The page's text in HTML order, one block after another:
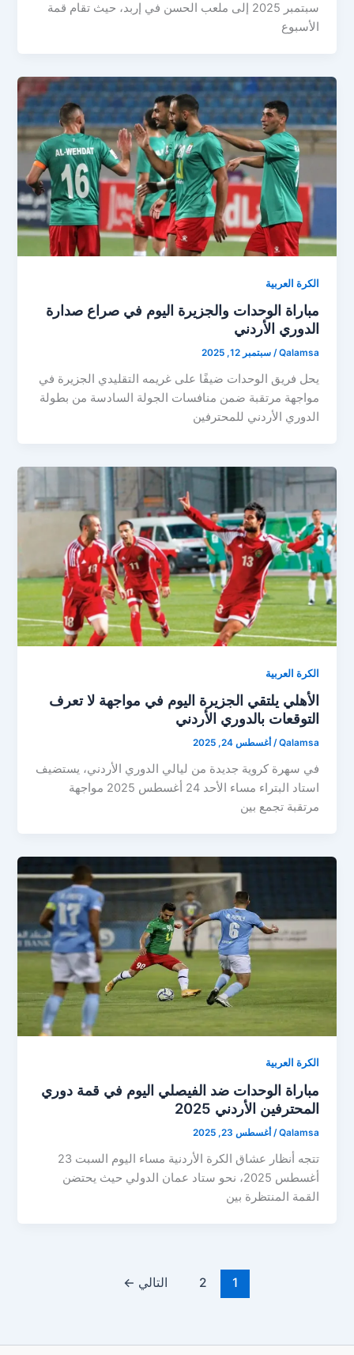
سبتمبر 2025 إلى ملعب الحسن في إربد، حيث تقام قمة
الأسبوع
الكرة العربية
مباراة الوحدات والجزيرة اليوم في صراع صدارة
الدوري الأردني
Qalamsa
/سبتمبر 12, 2025
يحل فريق الوحدات ضيفًا على غريمه التقليدي الجزيرة في
مواجهة مرتقبة ضمن منافسات الجولة السادسة من بطولة
الدوري الأردني للمحترفين
الكرة العربية
الأهلي يلتقي الجزيرة اليوم في مواجهة لا تعرف
التوقعات بالدوري الأردني
Qalamsa
/ أغسطس 24, 2025
في سهرة كروية جديدة من ليالي الدوري الأردني، يستضيف
استاد البتراء مساء الأحد 24 أغسطس 2025 مواجهة
مرتقبة تجمع بين
الكرة العربية
مباراة الوحدات ضد الفيصلي اليوم في قمة دوري
المحترفين الأردني 2025
Qalamsa
/ أغسطس 23, 2025
تتجه أنظار عشاق الكرة الأردنية مساء اليوم السبت 23
أغسطس 2025، نحو ستاد عمان الدولي حيث يحتضن
القمة المنتظرة بين
1
2 التالي ←